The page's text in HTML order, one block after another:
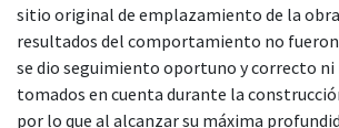
sitio original de emplazamiento de la
resultados del comportamiento no
se dio seguimiento oportuno y correcto ni
tomados en cuenta durante la
por lo que al alcanzar su máxima